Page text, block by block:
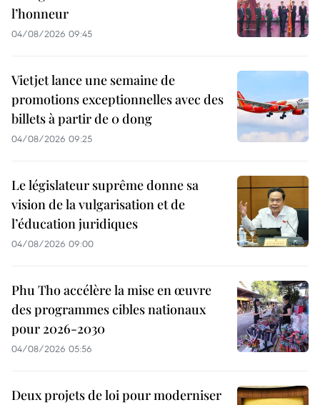
l’honneur
04/08/2026 09:45
Vietjet lance une semaine de
promotions exceptionnelles avec des
billets à partir de 0 dong
04/08/2026 09:25
Le législateur suprême donne sa
vision de la vulgarisation et de
l’éducation juridiques
04/08/2026 09:00
Phu Tho accélère la mise en œuvre
des programmes cibles nationaux
pour 2026-2030
04/08/2026 05:56
Deux projets de loi pour moderniser